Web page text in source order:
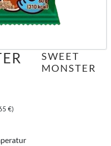
€)
SWEET
MONSTER